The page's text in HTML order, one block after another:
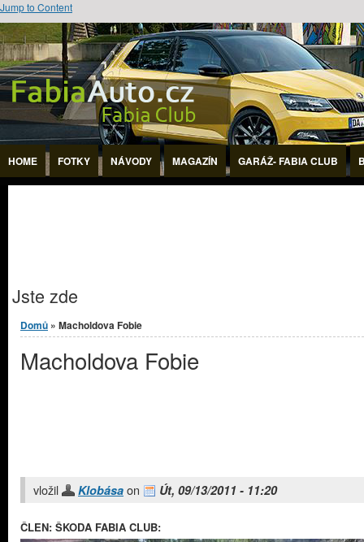
Jump to Content
HOME FOTKY NÁVODY MAGAZÍN GARÁŽ- FABIA CLUB
Jste zde
Domů » Macholdova Fobie
Macholdova Fobie
vložil Klobása on Út, 09/13/2011 - 11:20
ČLEN: ŠKODA FABIA CLUB: